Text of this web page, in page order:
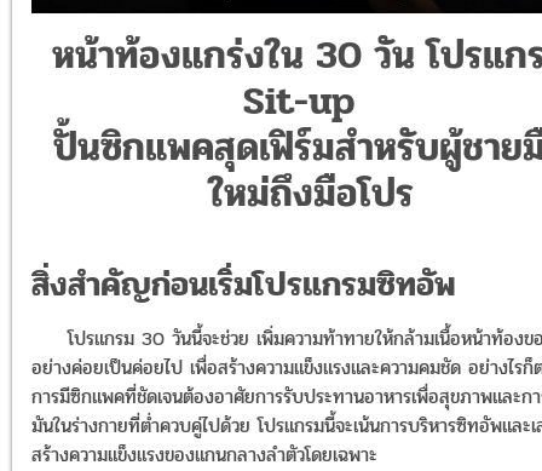
หน้าท้องแกร่งใน 30 วัน โปรแก
Sit-up
ปั้นซิกแพคสุดเฟิร์มสำหรับผู้ชาย
ใหม่ถึงมือโปร
สิ่งสำคัญก่อนเริ่มโปรแกรมซิทอัพ
โปรแกรม 30 วันนี้จะช่วย เพิ่มความท้าทายให้กล้ามเนื้อหน้าท้อง
อย่างค่อยเป็นค่อยไป เพื่อสร้างความแข็งแรงและความคมชัด อย่างไรก็
การมีซิกแพคที่ชัดเจนต้องอาศัยการรับประทานอาหารเพื่อสุขภาพและก
มันในร่างกายที่ต่ำควบคู่ไปด้วย โปรแกรมนี้จะเน้นการบริหารซิทอัพและ
สร้างความแข็งแรงของแกนกลางลำตัวโดยเฉพาะ